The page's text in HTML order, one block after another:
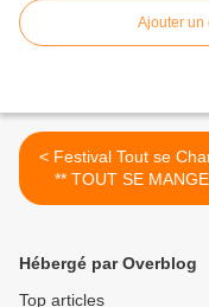
Ajouter un
< Festival Tout se Chante :
** TOUT SE
TOUT SE CHANTE
Hébergé par Overblog
Top articles